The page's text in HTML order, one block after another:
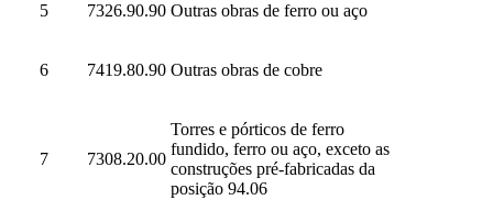
5 7326.90.90 Outras obras de ferro ou aço
6 7419.80.90 Outras obras de cobre
7 7308.20.00
Torres e pórticos de ferro
fundido, ferro ou aço, exceto as
construções pré-fabricadas da
posição 94.06